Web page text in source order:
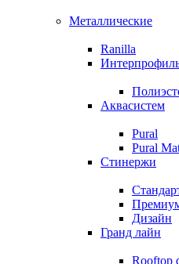
Металлические
Ranilla
Аквасистем
Pural
Pural
Стинержи
Дизайн
Гранд лайн
Rooftop